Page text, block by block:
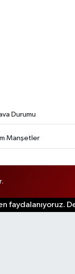
Durumu
Manşetler
faydalanıyoruz.